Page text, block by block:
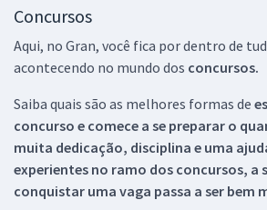
Concursos
Aqui, no Gran, você fica por dentro de
acontecendo no mundo dos concursos.
Saiba quais são as melhores formas de
concurso e comece a se preparar o
muita dedicação, disciplina e uma
experientes no ramo dos concursos, a
conquistar uma vaga passa a ser bem